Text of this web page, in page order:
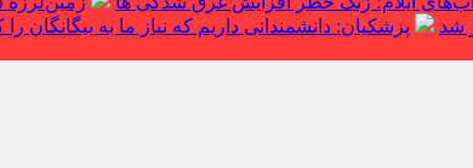
شد پزشکیان: دانشمندانی داریم که نیاز ما به بیگانگان